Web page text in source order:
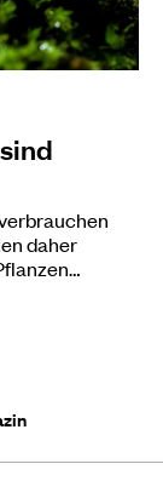
daher